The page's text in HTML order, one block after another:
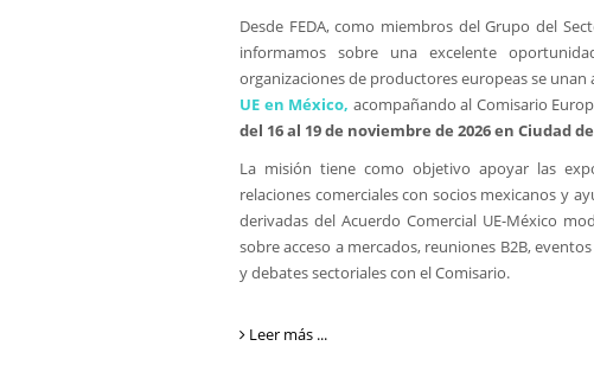
Desde FEDA, como miembros del Grupo del
informamos sobre una excelente
organizaciones de productores europeas se unan
UE en México, acompañando al Comisario
del 16 al 19 de noviembre de 2026 en Ciudad
La misión tiene como objetivo apoyar las
relaciones comerciales con socios mexicanos y
derivadas del Acuerdo Comercial UE-México
sobre acceso a mercados, reuniones B2B,
y debates sectoriales con el Comisario.
Leer más ...